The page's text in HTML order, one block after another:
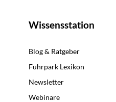
Wissensstation
Blog & Ratgeber
Fuhrpark Lexikon
Newsletter
Webinare